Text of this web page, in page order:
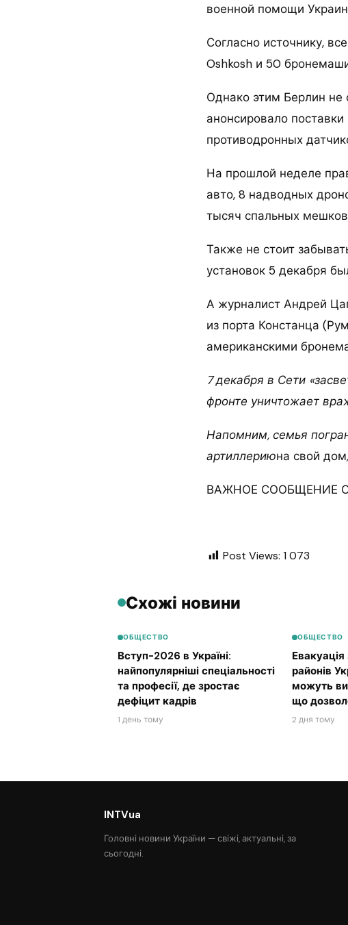
военной помощи
Согласно источнику,
Oshkosh и 50
Однако этим Берлин не
анонсировало поставки
противодронных
На прошлой неделе
авто, 8 надводных
тысяч спальных
Также не стоит
установок 5 декабря
А журналист Андрей
из порта Констанца
американскими
7 декабря в Сети
фронте уничтожает
Напомним, семья
артиллериюна свой дом
ВАЖНОЕ СООБЩЕНИЕ
Post Views: 1 073
Схожі новини
ОБЩЕСТВО
Вступ-2026 в Україні:
найпопулярніші спеціальності
та професії, де зростає
дефіцит кадрів
1 день тому
ОБЩЕСТВО
районів
можуть
що
2 дня тому
INTVua
Головні новини України — свіжі, актуальні, за
сьогодні.